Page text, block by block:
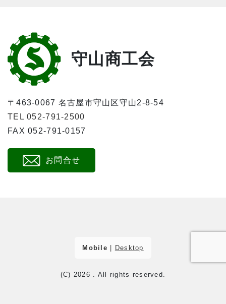
守山商工会
〒463-0067 名古屋市守山区守山2-8-54
TEL 052-791-2500
FAX 052-791-0157
お問合せ
Mobile Desktop
(C) 2026 . All rights reserved.